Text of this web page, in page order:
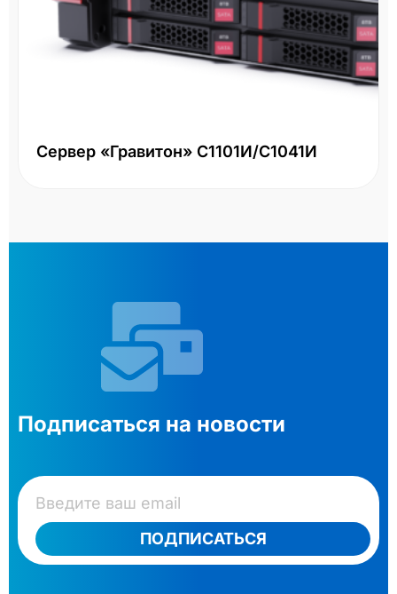
Сервер «Гравитон» С1101И/С1041И
Подписаться на новости
ПОДПИСАТЬСЯ